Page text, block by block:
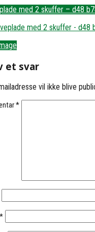
med 2 skuffer – d48
et svar
vil ikke blive
*
*